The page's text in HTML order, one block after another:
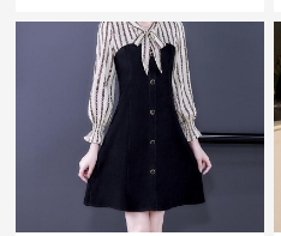
ト ウエストマーク スタイルアッ
プ Aライン 小柄さん◎